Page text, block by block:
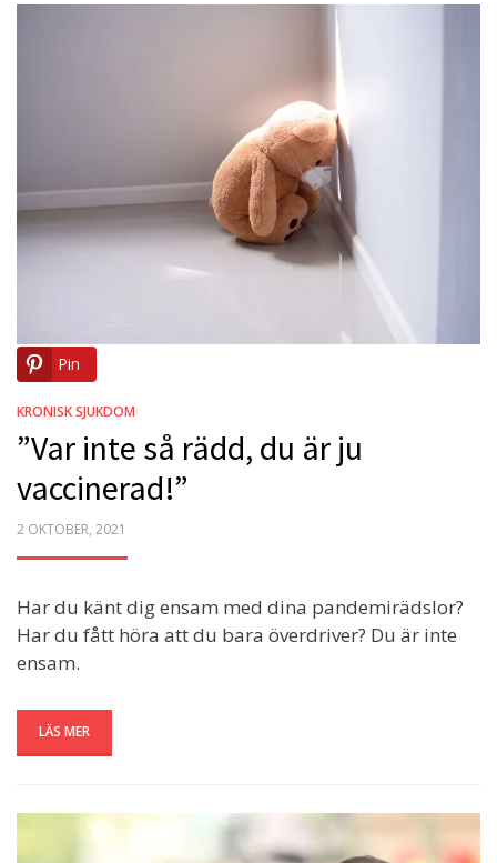
Pin
KRONISK SJUKDOM
”Var inte så rädd, du är ju
vaccinerad!”
POSTED
2 OKTOBER, 2021
Har du känt dig ensam med dina pandemirädslor?
Har du fått höra att du bara överdriver? Du är inte
ensam.
LÄS MER